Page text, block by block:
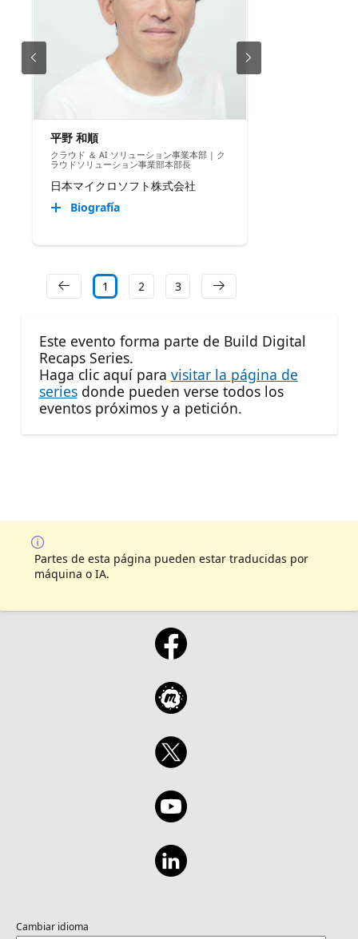
平野 和順
クラウド ＆ AI ソリューション事業本部 | ク
ラウドソリューション事業部本部長
日本マイクロソフト株式会社
Biografía
1 2 3
Este evento forma parte de Build Digital
Recaps Series.
Haga clic aquí para visitar la página de
seriesdonde pueden verse todos los
eventos próximos y a petición.
Partes de esta página pueden estar traducidas por
máquina o IA.
Cambiar idioma